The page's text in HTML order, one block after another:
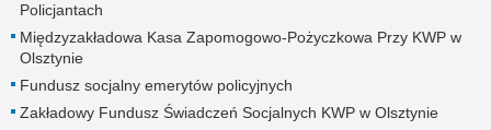
Policjantach
Międzyzakładowa Kasa Zapomogowo-Pożyczkowa Przy KWP w
Olsztynie
Fundusz socjalny emerytów policyjnych
Zakładowy Fundusz Świadczeń Socjalnych KWP w Olsztynie